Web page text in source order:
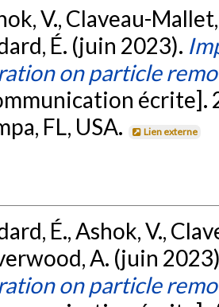
V., Claveau-
É. (juin 2023).
on particle
écrite].
FL, USA.
Lien externe
É., Ashok, V.,
A. (juin
on particle